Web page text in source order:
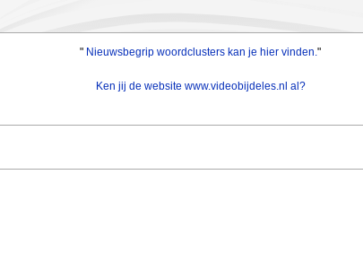
" Nieuwsbegrip woordclusters kan je hier vinden."
Ken jij de website www.videobijdeles.nl al?